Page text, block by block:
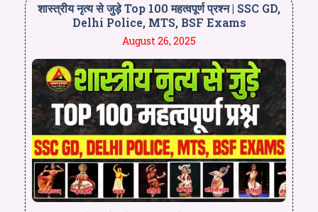
शास्त्रीय नृत्य से जुड़े Top 100 महत्वपूर्ण प्रश्न | SSC GD,
Delhi Police, MTS, BSF Exams
August 26, 2025